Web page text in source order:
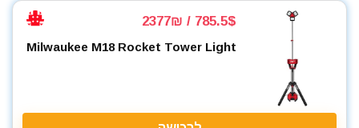
785.5$ / 2377₪
Milwaukee M18 Rocket Tower Light